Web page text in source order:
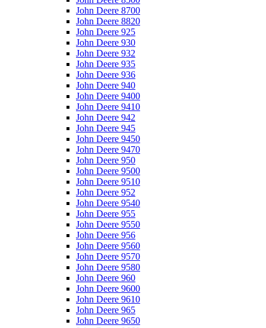
John Deere 8700
John Deere 8820
John Deere 925
John Deere 930
John Deere 932
John Deere 935
John Deere 936
John Deere 940
John Deere 9400
John Deere 9410
John Deere 942
John Deere 945
John Deere 9450
John Deere 9470
John Deere 950
John Deere 9500
John Deere 9510
John Deere 952
John Deere 9540
John Deere 955
John Deere 9550
John Deere 956
John Deere 9560
John Deere 9570
John Deere 9580
John Deere 960
John Deere 9600
John Deere 9610
John Deere 965
John Deere 9650